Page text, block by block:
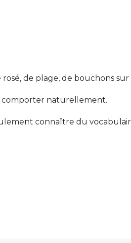
de plage, de bouchons
comporter naturellement.
connaître du